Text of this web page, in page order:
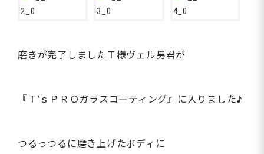
磨きが完了しましたＴ様ヴェル男君が
『Ｔ’ｓＰＲＯガラスコーティング』に入りました♪
つるっつるに磨き上げたボディに